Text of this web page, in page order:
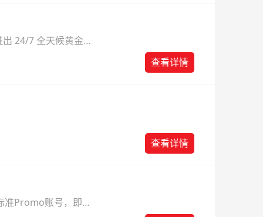
24/7 全天候黄金
查看详情
查看详情
准Promo账号，即可